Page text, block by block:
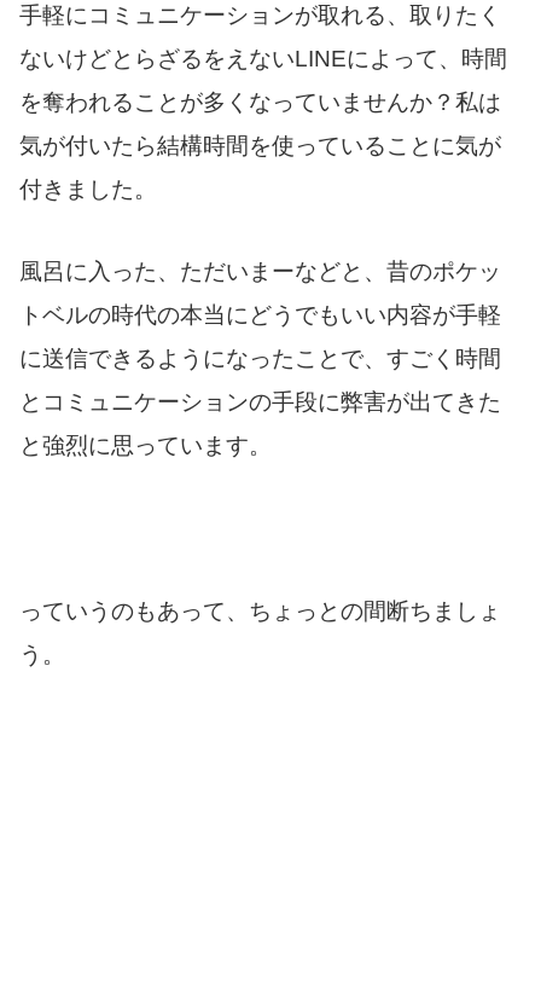
手軽にコミュニケーションが取れる、取りたく
ないけどとらざるをえないLINEによって、時間
を奪われることが多くなっていませんか？私は
気が付いたら結構時間を使っていることに気が
付きました。
風呂に入った、ただいまーなどと、昔のポケッ
トベルの時代の本当にどうでもいい内容が手軽
に送信できるようになったことで、すごく時間
とコミュニケーションの手段に弊害が出てきた
と強烈に思っています。
っていうのもあって、ちょっとの間断ちましょ
う。